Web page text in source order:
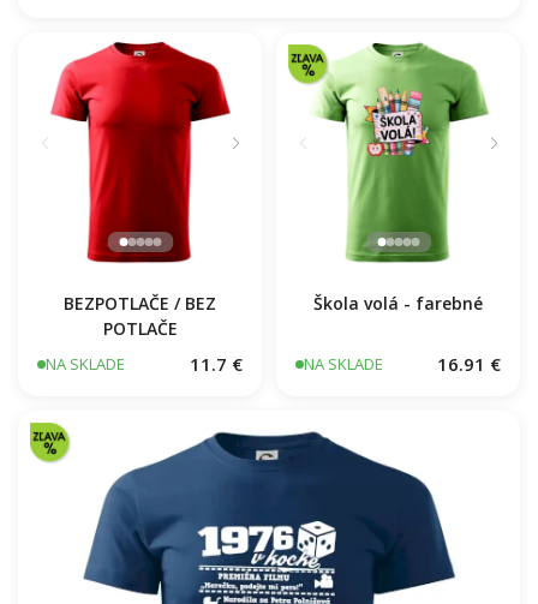
NA SKLADE 20.83 €
BEZPOTLAČE / BEZ
NA SKLADE 11.7 €
Škola volá - farebné
NA SKLADE